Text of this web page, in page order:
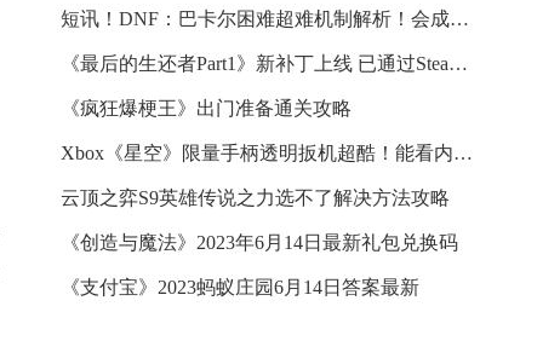
短讯！DNF：巴卡尔困难超难机制解析！会成为团本“噩梦”，野团更加“灾难”
《最后的生还者Part1》新补丁上线 已通过Steam Deck验证
《疯狂爆梗王》出门准备通关攻略
Xbox《星空》限量手柄透明扳机超酷！能看内部零件震动
云顶之弈S9英雄传说之力选不了解决方法攻略
《创造与魔法》2023年6月14日最新礼包兑换码
《支付宝》2023蚂蚁庄园6月14日答案最新